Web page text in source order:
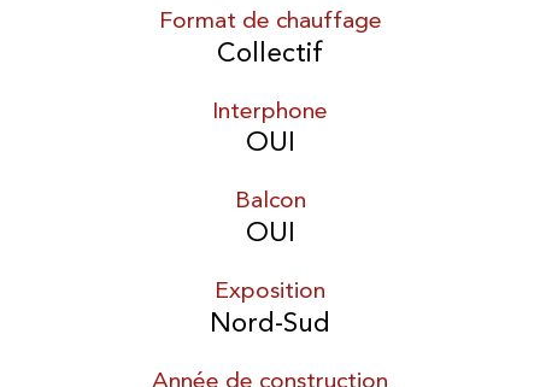
Format de chauffage
Collectif
Interphone
OUI
Balcon
OUI
Exposition
Nord-Sud